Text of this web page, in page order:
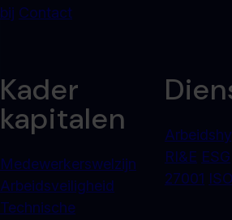
bij Contact
Kader
kapitalen
Medewerkerswelzijn
Arbeidsveiligheid
Technische
RI&E ESG
27001